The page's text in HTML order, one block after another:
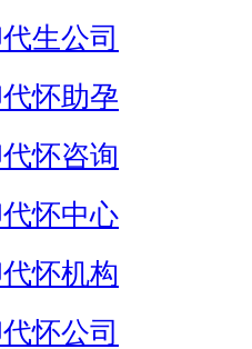
生公司
怀助孕
怀咨询
怀中心
怀机构
怀公司